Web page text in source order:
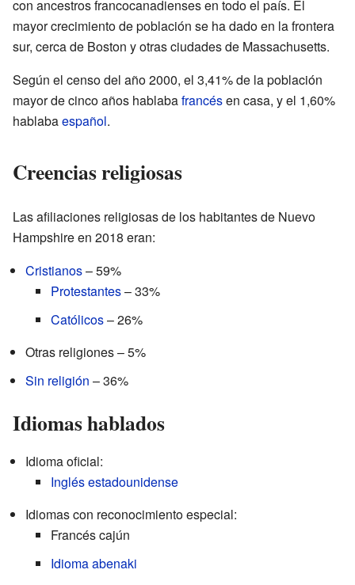
con ancestros francocanadienses en todo el país. El
mayor crecimiento de población se ha dado en la frontera
sur, cerca de Boston y otras ciudades de Massachusetts.
Según el censo del año 2000, el 3,41% de la población
mayor de cinco años hablabafrancésen casa, y el 1,60%
hablabaespañol.
Creencias religiosas
Las afiliaciones religiosas de los habitantes de Nuevo
Hampshire en 2018 eran:
Cristianos– 59%
Protestantes– 33%
Católicos– 26%
Otras religiones – 5%
Sin religión – 36%
Idiomas hablados
Idioma oficial:
Inglés estadounidense
Idiomas con reconocimiento especial:
Francés cajún
Idioma abenaki